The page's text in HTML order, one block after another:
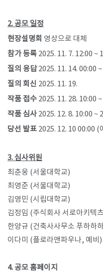
2. 공모 일정
현장설명회 영상으로 대체
참가 등록 2025. 11. 7. 12:00 ~
질의 응답2025. 11. 14. 00:00
질의 회신 2025. 11. 19.
작품 접수 2025. 11. 28. 10:00
작품 심사 2025. 12. 8. 10:00 ~
당선 발표 2025. 12. 10 00:00 (
3. 심사위원
최춘웅 (서울대학교)
최영준 (서울대학교)
김영민 (시립대학교)
김정임 (주식회사 서로아키텍
한양규 (건축사사무소 푸하하
이다미 (플로라앤파우나, 예비)
4. 공모 홈페이지